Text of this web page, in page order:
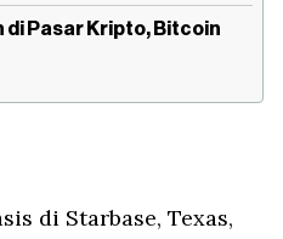
di Pasar Kripto, Bitcoin
di Starbase, Texas,